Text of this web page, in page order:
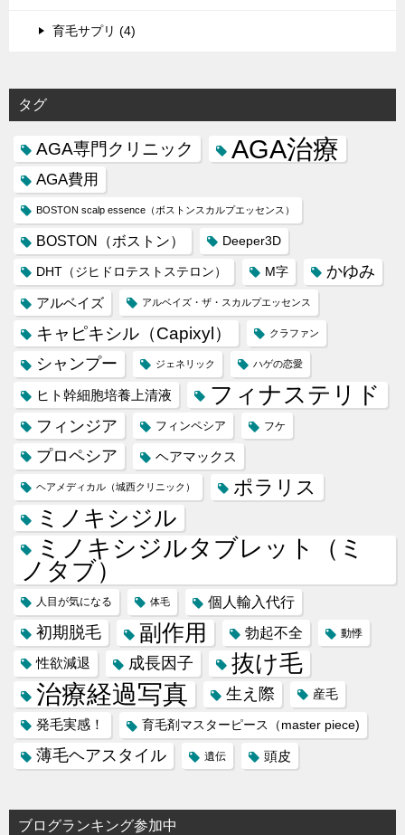
育毛サプリ (4)
タグ
AGA専門クリニック AGA治療
AGA費用
BOSTON scalp essence（ボストンスカルプエッセンス）
BOSTON（ボストン） Deeper3D
DHT（ジヒドロテストステロン） M字 かゆみ
アルベイズ アルベイズ・ザ・スカルプエッセンス
キャピキシル（Capixyl） クラファン
シャンプー ジェネリック ハゲの恋愛
ヒト幹細胞培養上清液 フィナステリド
フィンジア フィンペシア フケ
プロペシア ヘアマックス
ヘアメディカル（城西クリニック） ポラリス
ミノキシジル
ミノキシジルタブレット（ミ
ノタブ）
人目が気になる 体毛 個人輸入代行
初期脱毛 副作用 勃起不全 動悸
性欲減退 成長因子 抜け毛
治療経過写真 生え際 産毛
発毛実感！ 育毛剤マスターピース（master piece)
薄毛ヘアスタイル 遺伝 頭皮
ブログランキング参加中